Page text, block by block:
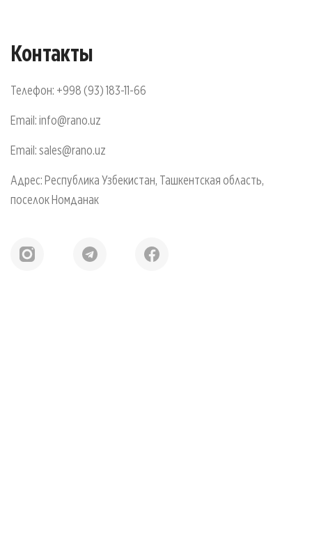
Контакты
Телефон: +998 (93) 183-11-66
Email:info@rano.uz
Email:sales@rano.uz
Адрес: Республика Узбекистан, Ташкентская область,
поселок Номданак